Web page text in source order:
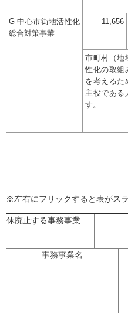
G 中心市街地活性化
総合対策事業
11,656
市町村（地
性化の取組
を考えるた
主役である
す。
※左右にフリックすると表がスラ
休廃止する事務事業
事務事業名